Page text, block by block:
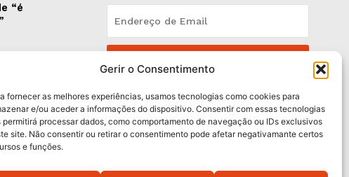
Gerir o Consentimento
fornecer as melhores experiências, usamos tecnologias como cookies para
e/ou aceder a informações do dispositivo. Consentir com essas tecnologias
permitirá processar dados, como comportamento de navegação ou IDs exclusivos
site. Não consentir ou retirar o consentimento pode afetar negativamante certos
e funções.
“é
Li e aceito aPolítica de Privacidade .